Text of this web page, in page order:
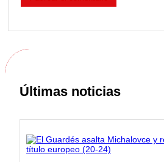
Últimas noticias